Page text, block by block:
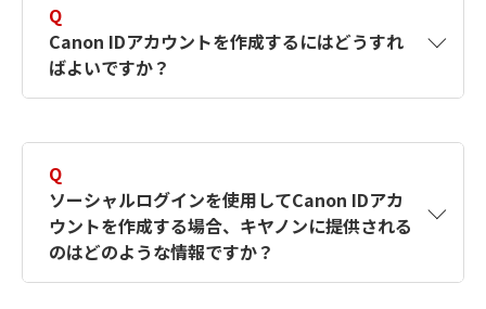
Q
Canon IDアカウントを作成するにはどうすれ
ばよいですか？
す。詳しい作成方法は【カメラ】Canon IDとは
何ですか？Canon IDの作成方法は？をご確認く
ださい。
Q
ソーシャルログインを使用してCanon IDアカ
ウントを作成する場合、キヤノンに提供される
のはどのような情報ですか？